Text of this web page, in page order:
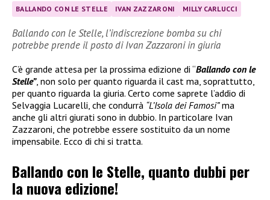
BALLANDO CON LE STELLE IVAN ZAZZARONI MILLY CARLUCCI
Ballando con le Stelle, l’indiscrezione bomba su chi
potrebbe prende il posto di Ivan Zazzaroni in giuria
C’è grande attesa per la prossima edizione di “Ballando con le
Stelle”, non solo per quanto riguarda il cast ma, soprattutto,
per quanto riguarda la giuria. Certo come saprete l’addio di
Selvaggia Lucarelli, che condurrà “L’Isola dei Famosi”ma
anche gli altri giurati sono in dubbio. In particolare Ivan
Zazzaroni, che potrebbe essere sostituito da un nome
impensabile. Ecco di chi si tratta.
Ballando con le Stelle, quanto dubbi per
la nuova edizione!